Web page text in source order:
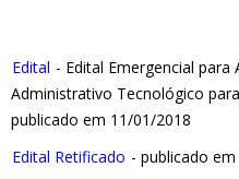
Edital - Edital Emergencial
Administrativo Tecnológico
publicado em 11/01/2018
Edital Retificado - publicado